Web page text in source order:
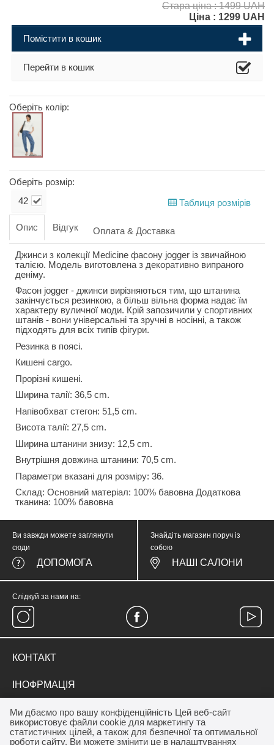
Стара ціна : 1499 UAH
Ціна : 1299 UAH
Помістити в кошик
Перейти в кошик
Оберіть колір:
Оберіть розмір:
42 Таблиця розмірів
Опис Відгук Оплата & Доставка
Джинси з колекції Medicine фасону jogger із звичайною
талією. Модель виготовлена з декоративно випраного
деніму.
Фасон jogger - джинси вирізняються тим, що штанина
закінчується резинкою, а більш вільна форма надає їм
характеру вуличної моди. Крій запозичили у спортивних
штанів - вони універсальні та зручні в носінні, а також
підходять для всіх типів фігури.
Резинка в поясі.
Кишені cargo.
Прорізні кишені.
Ширина талії: 36,5 cm.
Напівобхват стегон: 51,5 cm.
Висота талії: 27,5 cm.
Ширина штанини знизу: 12,5 cm.
Внутрішня довжина штанини: 70,5 cm.
Параметри вказані для розміру: 36.
Склад: Основний матеріал: 100% бавовна Додаткова
тканина: 100% бавовна
Ми дбаємо про вашу конфіденційність Цей веб-сайт
використовує файли cookie для маркетингу та
статистичних цілей, а також для безпечної та оптимальної
роботи сайту. Ви можете змінити це в налаштуваннях
Ви завжди можете заглянути
сюди
ДОПОМОГА
Знайдіть магазин поруч із
собою
НАШІ САЛОНИ
Слідкуй за нами на:
КОНТАКТ
medicinewear@gmail.com
ІНОФРМАЦІЯ
Контакт
Франшиза салону MEDICINE
ДЛЯ КЛІЄНТА
Акції
ОПЛАТА / ДОСТАВКА